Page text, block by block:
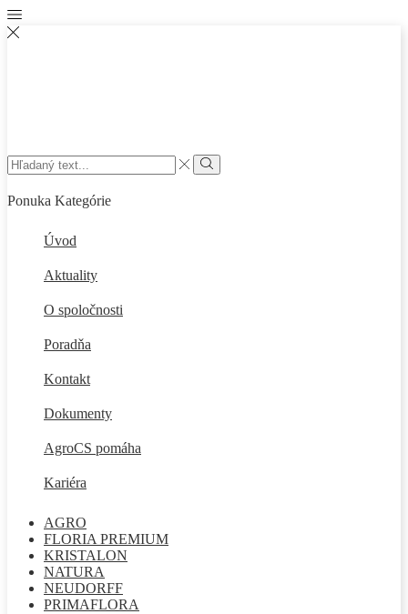
Search
input
Vyhľadať
Ponuka Kategórie
Úvod
Aktuality
O spoločnosti
Poradňa
Kontakt
Dokumenty
AgroCS pomáha
Kariéra
AGRO
FLORIA PREMIUM
KRISTALON
NATURA
NEUDORFF
PRIMAFLORA